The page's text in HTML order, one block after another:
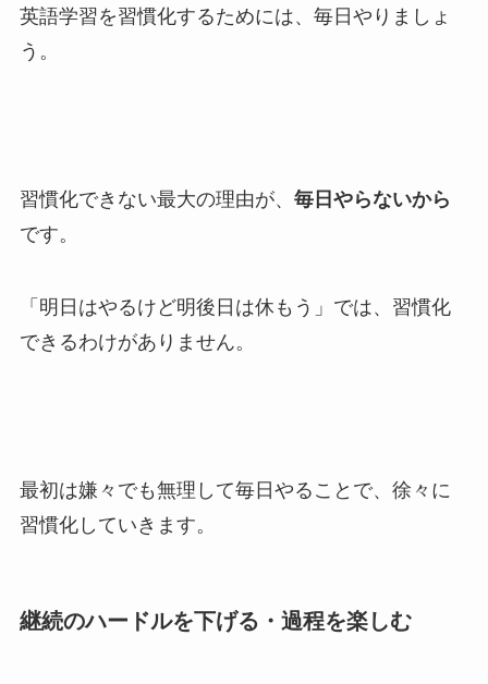
英語学習を習慣化するためには、毎日やりましょ
う。
習慣化できない最大の理由が、 毎日やらないから
です。
「明日はやるけど明後日は休もう」では、習慣化
できるわけがありません。
最初は嫌々でも無理して毎日やることで、徐々に
習慣化していきます。
継続のハードルを下げる・過程を楽しむ